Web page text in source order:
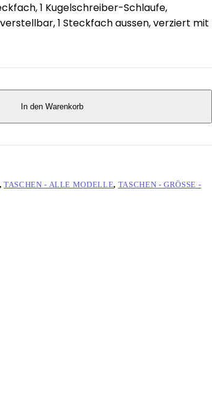
1 Kugelschreiber-Schlaufe,
1 Steckfach aussen, verziert mit
In den Warenkorb
,TASCHEN - ALLE MODELLE, TASCHEN - GRÖSSE - M